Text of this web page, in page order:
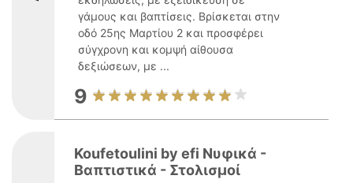
γάμους και βαπτίσεις. Βρίσκεται στην
οδό 25ης Μαρτίου 2 και προσφέρει
σύγχρονη και κομψή αίθουσα
δεξιώσεων, με ...
9
Koufetoulini by efi Νυφικά -
Βαπτιστικά - Στολισμοί